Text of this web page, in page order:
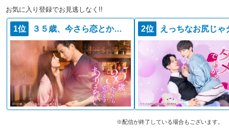
お気に入り登録でお見逃しなく!!
1位 ３５歳、今さら恋とかありえない 2位
※配信が終了している場合もございます。